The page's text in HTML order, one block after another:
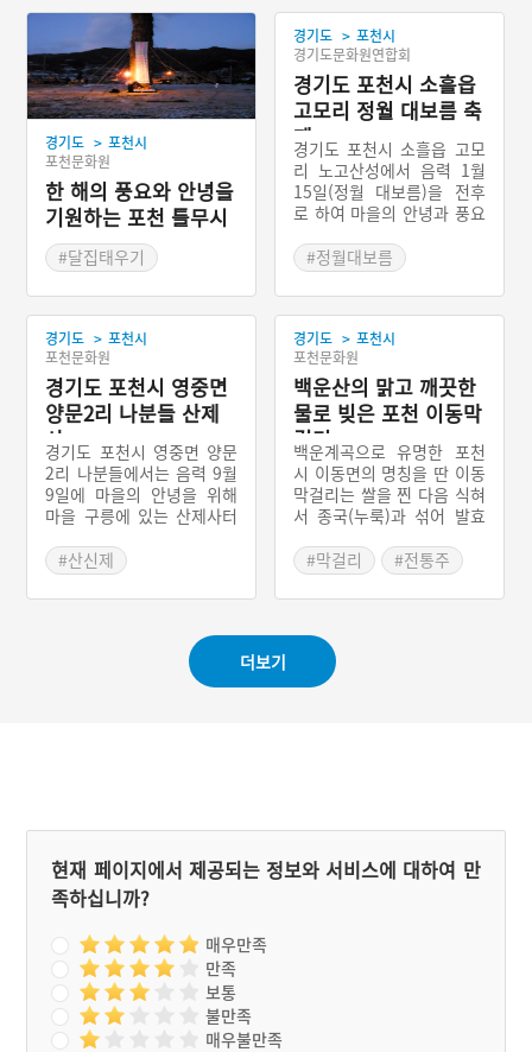
경기도 > 포천시
포천문화원
한 해의 풍요와 안녕을
기원하는 포천 틀무시
동홰세우기
#달집태우기
#경기도 민속놀이
경기도 > 포천시
경기도문화원연합회
경기도 포천시 소흘읍
고모리 정월 대보름 축
제
경기도 포천시 소흘읍 고모
리 노고산성에서 음력 1월
15일(정월 대보름)을 전후
로 하여 마을의 안녕과 풍요
서 세시풍속의 하나를 말한
다. 현재 참여 행사까지 결
부되어 축제화되었다.
#정월대보름
#포천 마을신앙
경기도 > 포천시
포천문화원
경기도 포천시 영중면
양문2리 나분들 산제
사
경기도 포천시 영중면 양문
2리 나분들에서는 음력 9월
9일에 마을의 안녕을 위해
마을 구릉에 있는 산제사터
제사라고 말한다. 한국전쟁
이후 포천에서 살았던 사람
들과 강원도 지역 사람들이
내는 산제사로 마을 가운데
에 있는 삼거리에서 서쪽으
로 100미터 되는 지점에 있
#산신제
경기도 > 포천시
포천문화원
백운산의 맑고 깨끗한
물로 빚은 포천 이동막
걸리
백운계곡으로 유명한 포천
시 이동면의 명칭을 딴 이동
막걸리는 쌀을 찐 다음 식혀
서 종국(누룩)과 섞어 발효
룩을 섞지 않은 식힌 찐 밥
과 물을 넣고 발효시켜 완성
한다. 백운계곡에서 흘러내
포천 이동막걸리는 여느 막
걸리와 달리 은은하면서도
독특한 맛을 특징으로 한다.
#막걸리
#전통주
더보기
현재 페이지에서 제공되는 정보와 서비스에 대하여 만
족하십니까?
매우만족
만족
보통
불만족
매우불만족